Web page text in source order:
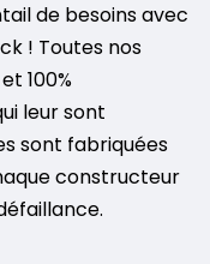
de besoins avec
! Toutes nos
100%
leur sont
sont fabriquées
constructeur